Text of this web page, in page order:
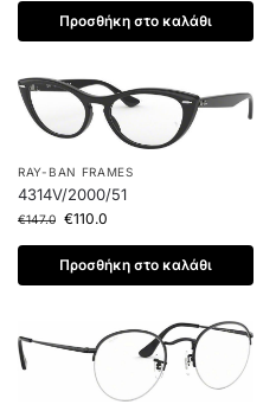
Προσθήκη στο καλάθι
RAY-BAN FRAMES
4314V/2000/51
€147.0 €110.0
Προσθήκη στο καλάθι